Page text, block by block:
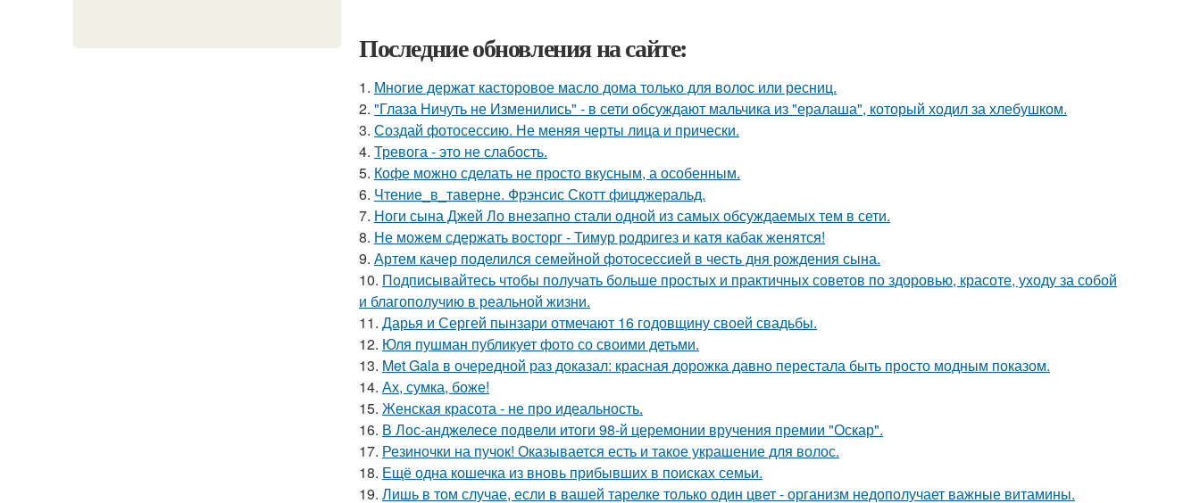
Последние обновления на сайте:
1. Многие держат касторовое масло дома только для волос или ресниц.
2. "Глаза Ничуть не Изменились" - в сети обсуждают мальчика из "ералаша", который ходил за хлебушком.
3. Создай фотосессию. Не меняя черты лица и прически.
4. Тревога - это не слабость.
5. Кофе можно сделать не просто вкусным, а особенным.
6. Чтение_в_таверне. Фрэнсис Скотт фицджеральд.
7. Ноги сына Джей Ло внезапно стали одной из самых обсуждаемых тем в сети.
8. Не можем сдержать восторг - Тимур родригез и катя кабак женятся!
9. Артем качер поделился семейной фотосессией в честь дня рождения сына.
10. Подписывайтесь чтобы получать больше простых и практичных советов по здоровью, красоте, уходу за собой
и благополучию в реальной жизни.
11. Дарья и Сергей пынзари отмечают 16 годовщину своей свадьбы.
12. Юля пушман публикует фото со своими детьми.
13. Met Gala в очередной раз доказал: красная дорожка давно перестала быть просто модным показом.
14. Ах, сумка, боже!
15. Женская красота - не про идеальность.
16. В Лос-анджелесе подвели итоги 98-й церемонии вручения премии "Оскар".
17. Резиночки на пучок! Оказывается есть и такое украшение для волос.
18. Ещё одна кошечка из вновь прибывших в поисках семьи.
19. Лишь в том случае, если в вашей тарелке только один цвет - организм недополучает важные витамины.